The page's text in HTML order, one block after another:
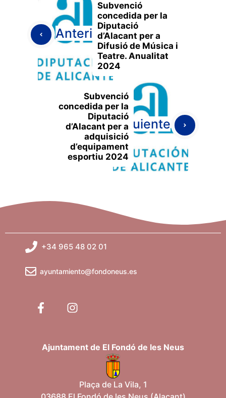
Anterior
Subvenció
concedida per la
Diputació
d’Alacant per a
Difusió de Música i
Teatre. Anualitat
2024
Subvenció
concedida per la
Diputació
d’Alacant per a
adquisició
d’equipament
esportiu 2024
Siguiente
+34 965 48 02 01
ayuntamiento@fondoneus.es
Ajuntament de El Fondó de les Neus
Plaça de La Vila, 1